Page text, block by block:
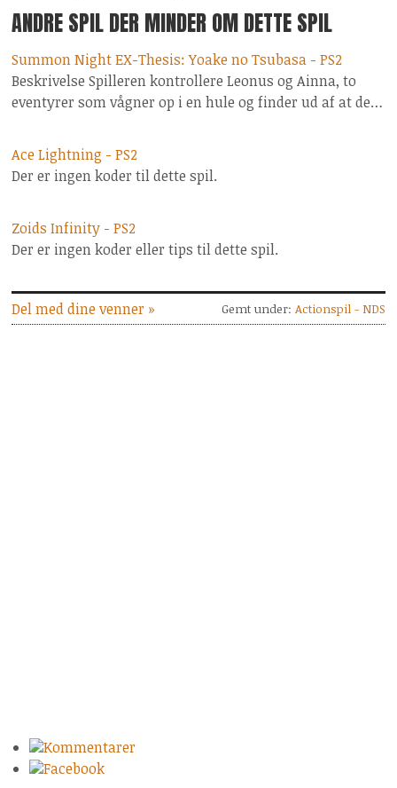
ANDRE SPIL DER MINDER OM DETTE SPIL
Summon Night EX-Thesis: Yoake no Tsubasa - PS2
Beskrivelse Spilleren kontrollere Leonus og Ainna, to
eventyrer som vågner op i en hule og finder ud af at de…
Ace Lightning - PS2
Der er ingen koder til dette spil.
Zoids Infinity - PS2
Der er ingen koder eller tips til dette spil.
Del med dine venner » Gemt under: Actionspil - NDS
Kommentarer
Facebook